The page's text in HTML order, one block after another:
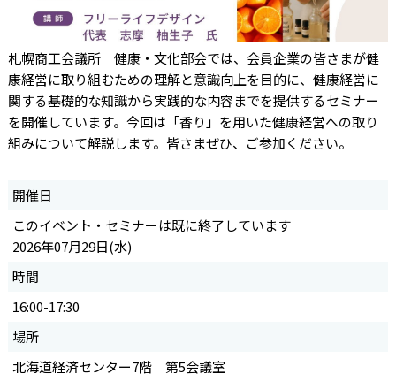
札幌商工会議所 健康・文化部会では、会員企業の皆さまが健
康経営に取り組むための理解と意識向上を目的に、健康経営に
関する基礎的な知識から実践的な内容までを提供するセミナー
を開催しています。今回は「香り」を用いた健康経営への取り
組みについて解説します。皆さまぜひ、ご参加ください。
開催日
このイベント・セミナーは既に終了しています
2026年07月29日(水)
時間
16:00-17:30
場所
北海道経済センター7階 第5会議室